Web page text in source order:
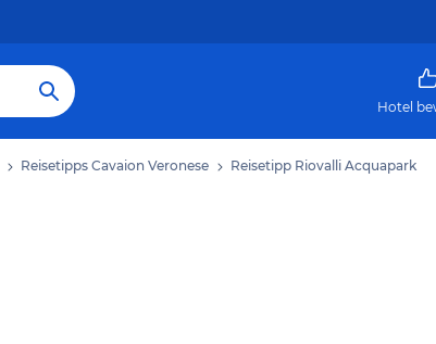
Hotel
Reisetipps Cavaion Veronese Reisetipp Riovalli Acquapark